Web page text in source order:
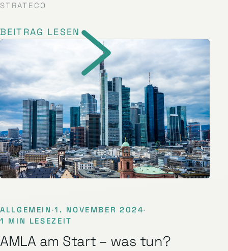
STRATECO
BEITRAG LESEN
ALLGEMEIN ·1. NOVEMBER 2024·
1 MIN LESEZEIT
AMLA am Start – was tun?